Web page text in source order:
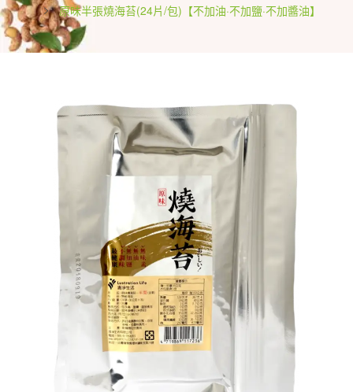
原味半張燒海苔(24片/包)【不加油·不加鹽·不加醬油】